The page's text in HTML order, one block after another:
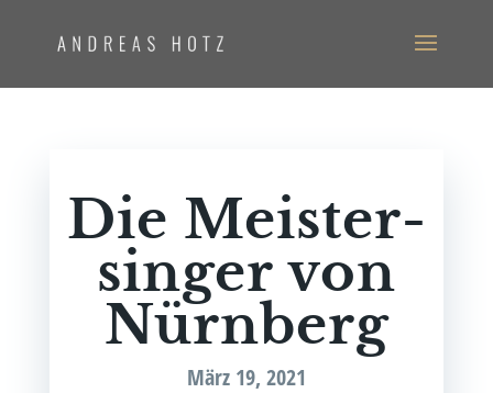
Die Meis­ter­
sin­ger von
Nürnberg
März 19, 2021